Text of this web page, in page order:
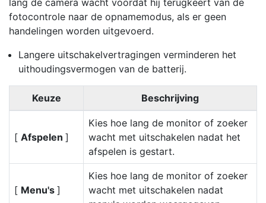
lang de camera wacht voordat hij terugkeert van de
fotocontrole naar de opnamemodus, als er geen
handelingen worden uitgevoerd.
Langere uitschakelvertragingen verminderen het
uithoudingsvermogen van de batterij.
Keuze Beschrijving
[ Afspelen ]
Kies hoe lang de monitor of zoeker
wacht met uitschakelen nadat het
afspelen is gestart.
[ Menu's ]
Kies hoe lang de monitor of zoeker
wacht met uitschakelen nadat